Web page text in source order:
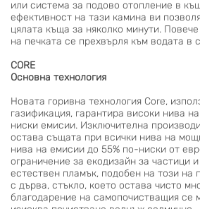
или система за подово отопление в
ефективност на тази камина ви
цялата къща за няколко минути.
на печката се прехвърля към водата в
CORE
Основна технология
Новата горивна технология Core,
газификация, гарантира високи нива
ниски емисии. Изключителна
остава същата при всички нива на
нива на емисии до 55% по-ниски от
ограничение за екодизайн за частици
естествен пламък, подобен на този на
с дърва, стъкло, което остава чисто
благодарение на самопочистващия се